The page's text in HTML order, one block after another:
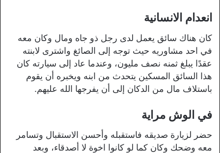
انعدام الانسانية
كان هناك سائق يعمل لدى رجل ذو جاه ومال وكان معه
في احد مشاوريه حيث توجه إلى الصائغ واشترى لابنته
عقدًا يبلغ ثمنه نصف مليون، وعندما عاد إلى سيارته كان
هذا السائق المسكين يتحدث من ابنه ويخبره أن يقوم
باستلاف مال من الدكان إلى أن يفرجها الله عليهم.
في الوش مراية
حضر لزيارة صديقه فاستقبله وأحسن الاستقبال وتسامر
معه وضحك وكان كما لو كانوا اخوة لا أصدقاء، وبعد